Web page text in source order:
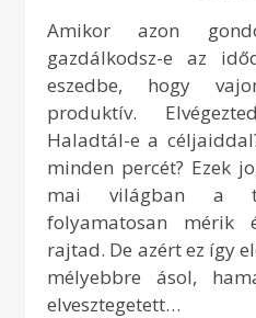
Amikor azon gondolkodsz, hogy jól
gazdálkodsz-e az
eszedbe, hogy
produktív.
Haladtál-e a
minden percét? Ezek
mai világban a
folyamatosan mérik
rajtad. De azért ez így
mélyebbre ásol,
elvesztegetett…